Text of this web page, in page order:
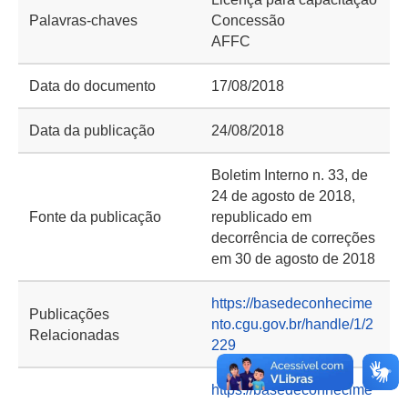
Palavras-chaves
Concessão
AFFC
Data do documento 17/08/2018
Data da publicação 24/08/2018
Fonte da publicação
Boletim Interno n. 33, de
24 de agosto de 2018,
republicado em
decorrência de correções
em 30 de agosto de 2018
Publicações
Relacionadas
https://basedeconhecime
nto.cgu.gov.br/handle/1/2
229
https://basedeconhecime